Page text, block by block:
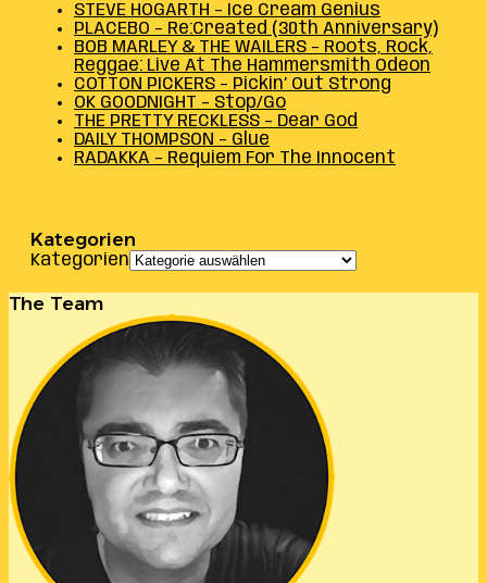
STEVE HOGARTH – Ice Cream Genius
PLACEBO – Re:Created (30th Anniversary)
BOB MARLEY & THE WAILERS – Roots, Rock,
Reggae: Live At The Hammersmith Odeon
COTTON PICKERS – Pickin’ Out Strong
OK GOODNIGHT – Stop/Go
THE PRETTY RECKLESS – Dear God
DAILY THOMPSON – Glue
RADAKKA – Requiem For The Innocent
Kategorien
Kategorien
The Team